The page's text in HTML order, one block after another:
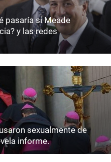
pasaría si Meade
y las redes
sexualmente de
informe.